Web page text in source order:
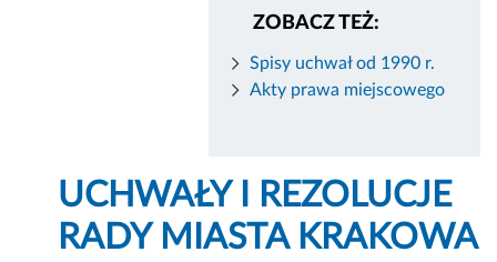
ZOBACZ TEŻ:
Spisy uchwał od 1990 r.
Akty prawa miejscowego
UCHWAŁY I REZOLUCJE
RADY MIASTA KRAKOWA